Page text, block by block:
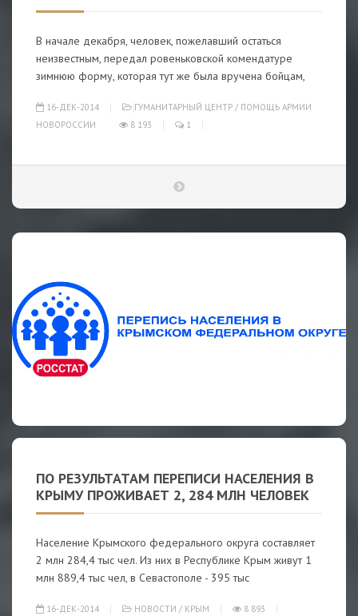
В начале декабря, человек, пожелавший остаться
неизвестным, передал ровеньковской комендатуре
зимнюю форму, которая тут же была вручена бойцам,
16-ДЕК-2014 ГУМАНИТАРНЫЙ ЦЕНТР / ПОМОЩЬ АРМИИ
НОВОРОССИИ
8 193 1
ПО РЕЗУЛЬТАТАМ ПЕРЕПИСИ НАСЕЛЕНИЯ В
КРЫМУ ПРОЖИВАЕТ 2, 284 МЛН ЧЕЛОВЕК
Население Крымского федерального округа составляет
2 млн 284,4 тыс чел. Из них в Республике Крым живут 1
млн 889,4 тыс чел, в Севастополе - 395 тыс
16-ДЕК-2014 НОВОСТИ / КРЫМ
8 893